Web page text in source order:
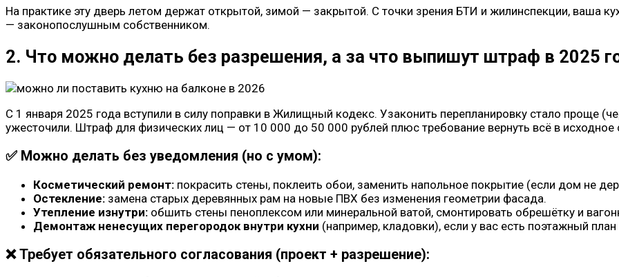
На практике эту дверь летом держат открытой, зимой — закрытой. С точки зрения БТИ и жилинспекции, ваша
— законопослушным собственником.
2. Что можно делать без разрешения, а за что выпишут штраф в 2025
С 1 января 2025 года вступили в силу поправки в Жилищный кодекс. Узаконить перепланировку стало проще
ужесточили. Штраф для физических лиц — от 10 000 до 50 000 рублей плюс требование вернуть всё в исходное
✅ Можно делать без уведомления (но с умом):
Косметический ремонт: покрасить стены, поклеить обои, заменить напольное покрытие (если дом не
Остекление: замена старых деревянных рам на новые ПВХ без изменения геометрии фасада.
Утепление изнутри: обшить стены пеноплексом или минеральной ватой, смонтировать обрешётку и
Демонтаж ненесущих перегородок внутри кухни (например, кладовки), если у вас есть поэтажный
❌ Требует обязательного согласования (проект + разрешение):